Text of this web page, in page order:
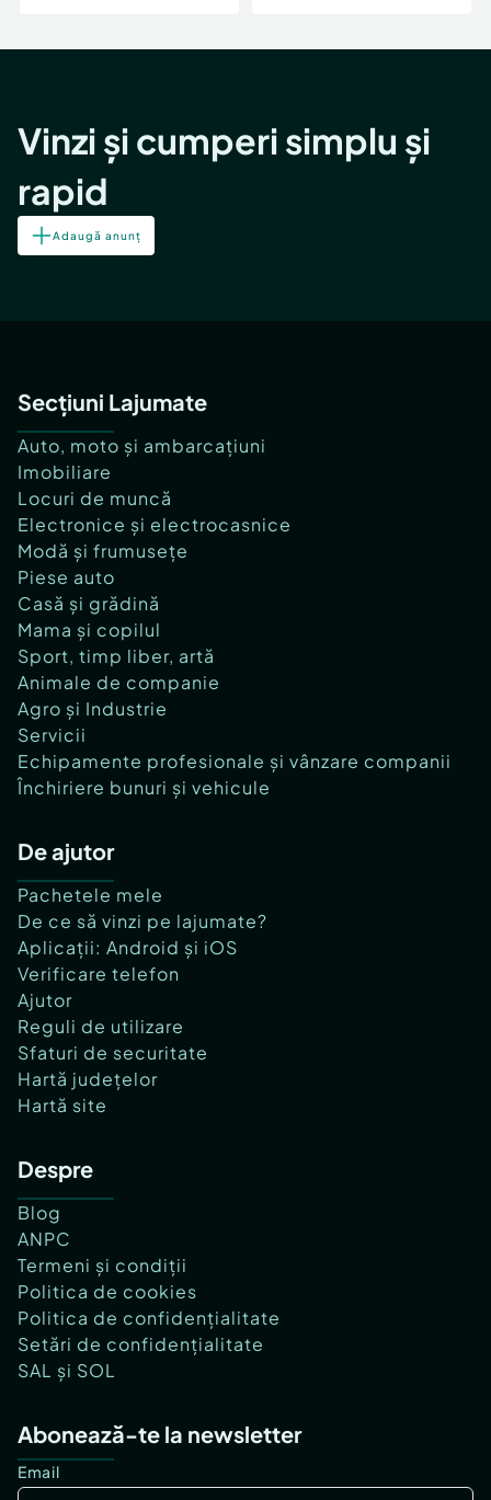
Vinzi și cumperi simplu și
rapid
Adaugă anunț
Secțiuni Lajumate
Auto, moto și ambarcațiuni
Imobiliare
Locuri de muncă
Electronice și electrocasnice
Modă și frumusețe
Piese auto
Casă și grădină
Mama și copilul
Sport, timp liber, artă
Animale de companie
Agro și Industrie
Servicii
Echipamente profesionale și vânzare companii
Închiriere bunuri și vehicule
De ajutor
Pachetele mele
De ce să vinzi pe lajumate?
Aplicații: Android și iOS
Verificare telefon
Ajutor
Reguli de utilizare
Sfaturi de securitate
Hartă județelor
Hartă site
Despre
Blog
ANPC
Termeni și condiții
Politica de cookies
Politica de confidențialitate
Setări de confidențialitate
SAL și SOL
Abonează-te la newsletter
Email